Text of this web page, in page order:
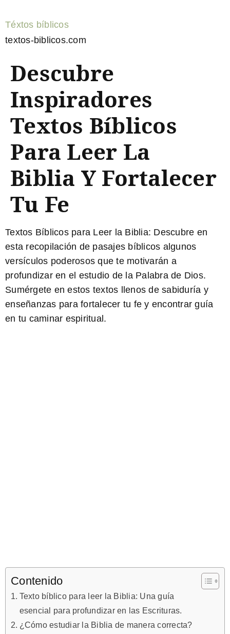
Téxtos bíblicos
textos-biblicos.com
Descubre
Inspiradores
Textos Bíblicos
Para Leer La
Biblia Y Fortalecer
Tu Fe
Textos Bíblicos para Leer la Biblia: Descubre en
esta recopilación de pasajes bíblicos algunos
versículos poderosos que te motivarán a
profundizar en el estudio de la Palabra de Dios.
Sumérgete en estos textos llenos de sabiduría y
enseñanzas para fortalecer tu fe y encontrar guía
en tu caminar espiritual.
Contenido
Texto bíblico para leer la Biblia: Una guía
esencial para profundizar en las Escrituras.
¿Cómo estudiar la Biblia de manera correcta?